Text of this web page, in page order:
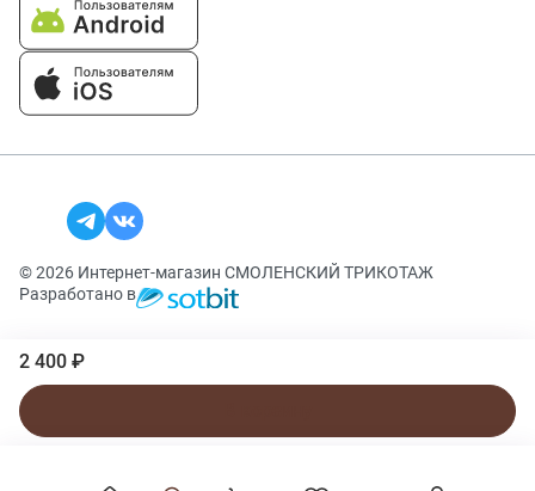
2 400 ₽
© 2026 Интернет-магазин СМОЛЕНСКИЙ ТРИКОТАЖ
Разработано в